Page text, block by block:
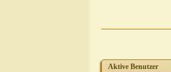
Aktive Benutzer